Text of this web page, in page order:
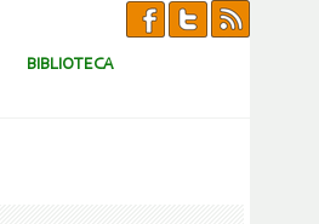
BIBLIOTECA